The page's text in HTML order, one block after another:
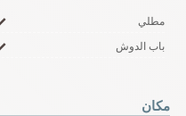
مطلي
باب الدوش
مكان